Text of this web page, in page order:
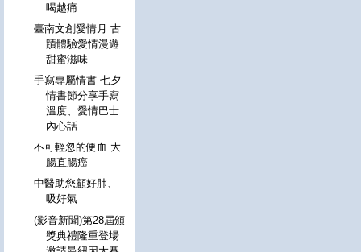
喝越痛
臺南文創愛情月 古
蹟體驗愛情漫遊
甜蜜滋味
手寫專屬情書 七夕
情書節分享手寫
溫度、愛情巴士
內心話
不可輕忽的便血 大
腸直腸癌
中醫助您顧好肺、
吸好氣
(影音新聞)第28屆頒
獎典禮隆重登場